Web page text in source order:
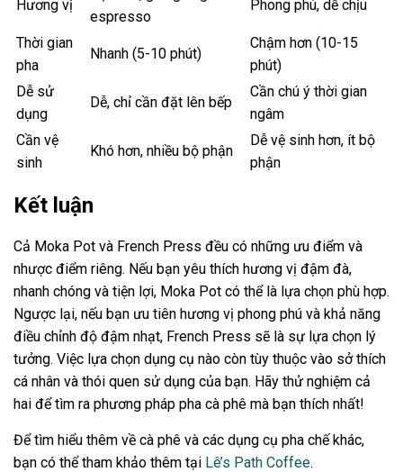
Hương vị
espresso
Phong phú, dễ chịu
Thời gian
pha
Nhanh (5-10 phút)
Chậm hơn (10-15
phút)
Dễ sử
dụng
Dễ, chỉ cần đặt lên bếp
Cần chú ý thời gian
ngâm
Cần vệ
sinh
Khó hơn, nhiều bộ phận
Dễ vệ sinh hơn, ít bộ
phận
Kết luận
Cả Moka Pot và French Press đều có những ưu điểm và
nhược điểm riêng. Nếu bạn yêu thích hương vị đậm đà,
nhanh chóng và tiện lợi, Moka Pot có thể là lựa chọn phù hợp.
Ngược lại, nếu bạn ưu tiên hương vị phong phú và khả năng
điều chỉnh độ đậm nhạt, French Press sẽ là sự lựa chọn lý
tưởng. Việc lựa chọn dụng cụ nào còn tùy thuộc vào sở thích
cá nhân và thói quen sử dụng của bạn. Hãy thử nghiệm cả
hai để tìm ra phương pháp pha cà phê mà bạn thích nhất!
Để tìm hiểu thêm về cà phê và các dụng cụ pha chế khác,
bạn có thể tham khảo thêm tại Lê’s Path Coffee.